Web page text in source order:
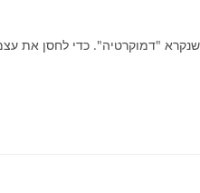
"דמוקרטיה". כדי לחסן את